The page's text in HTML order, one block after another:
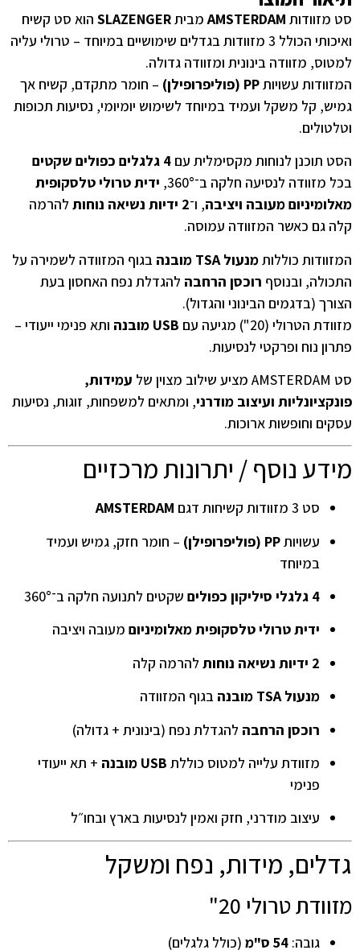
סט מזוודות AMSTERDAMמביתSLAZENGER הוא סט קשיח
ואיכותי הכולל 3 מזוודות בגדלים שימושיים במיוחד – טרולי עליה
למטוס, מזוודה בינונית ומזוודה גדולה.
המזוודות עשויותPP (פוליפרופילן)
– חומר מתקדם, קשיח אך
גמיש, קל משקל ועמיד במיוחד לשימוש יומיומי, נסיעות תכופות
וטלטולים.
הסט תוכנן לנוחות מקסימלית עם 4 גלגלים כפולים שקטים
בכל מזוודה לנסיעה חלקה ב־360°,
ידית טרולי טלסקופית
מאלומיניום מעובה ויציבה, ו־2 ידיות נשיאה נוחות
להרמה
קלה גם כאשר המזוודה עמוסה.
המזוודות כוללות מנעול TSA מובנה
בגוף המזוודה לשמירה על
התכולה, ובנוסף רוכסן הרחבה להגדלת נפח האחסון בעת
הצורך (בדגמים הבינוני והגדול).
מזוודת הטרולי (20") מגיעה עם
USB מובנה
ותא פנימי ייעודי –
פתרון נוח ופרקטי לנסיעות.
סט AMSTERDAM מציע שילוב מצוין של
עמידות,
פונקציונליות ועיצוב מודרני, ומתאים למשפחות, זוגות, נסיעות
עסקים וחופשות ארוכות.
מידע נוסף / יתרונות מרכזיים
סט 3 מזוודות קשיחות דגם
AMSTERDAM
עשויותPP (פוליפרופילן)
– חומר חזק, גמיש ועמיד
במיוחד
4 גלגלי סיליקון כפולים
שקטים לתנועה חלקה ב־360°
ידית טרולי טלסקופית מאלומיניום מעובה ויציבה
2 ידיות נשיאה נוחות
להרמה קלה
מנעול TSA מובנה
בגוף המזוודה
רוכסן הרחבה להגדלת נפח (בינונית + גדולה)
מזוודת עלייה למטוס כוללת USB מובנה
+ תא ייעודי
פנימי
עיצוב מודרני, חזק ואמין לנסיעות בארץ ובחו״ל
גדלים, מידות, נפח ומשקל
מזוודת טרולי 20"
גובה: 54 ס"מ (כולל גלגלים)